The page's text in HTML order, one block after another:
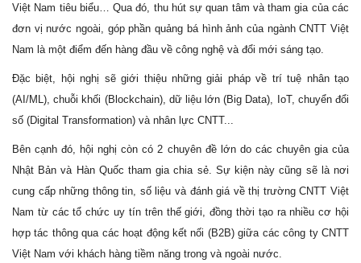
Việt Nam tiêu biểu… Qua đó, thu hút sự quan tâm và tham gia của các
đơn vị nước ngoài, góp phần quảng bá hình ảnh của ngành CNTT Việt
Nam là một điểm đến hàng đầu về công nghệ và đổi mới sáng tạo.
Đặc biệt, hội nghị sẽ giới thiệu những giải pháp về trí tuệ nhân tạo
(AI/ML), chuỗi khối (Blockchain), dữ liệu lớn (Big Data), IoT, chuyển đổi
số (Digital Transformation) và nhân lực CNTT...
Bên cạnh đó, hội nghị còn có 2 chuyên đề lớn do các chuyên gia của
Nhật Bản và Hàn Quốc tham gia chia sẻ. Sự kiện này cũng sẽ là nơi
cung cấp những thông tin, số liệu và đánh giá về thị trường CNTT Việt
Nam từ các tổ chức uy tín trên thế giới, đồng thời tạo ra nhiều cơ hội
hợp tác thông qua các hoạt động kết nối (B2B) giữa các công ty CNTT
Việt Nam với khách hàng tiềm năng trong và ngoài nước.